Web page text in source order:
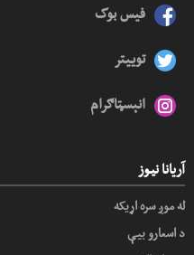
فیس بوک
توییتر
انېسټاګرام
آریانا نیوز
له موږ سره اړیکه
د اسعارو بیې